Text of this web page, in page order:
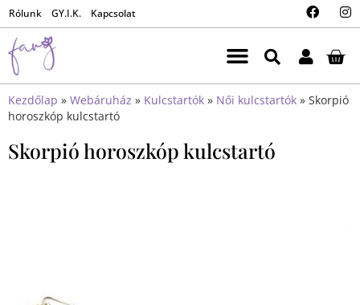
Rólunk GY.I.K. Kapcsolat
Kezdőlap » Webáruház » Kulcstartók » Női kulcstartók » Skorpió
horoszkóp kulcstartó
Skorpió horoszkóp kulcstartó